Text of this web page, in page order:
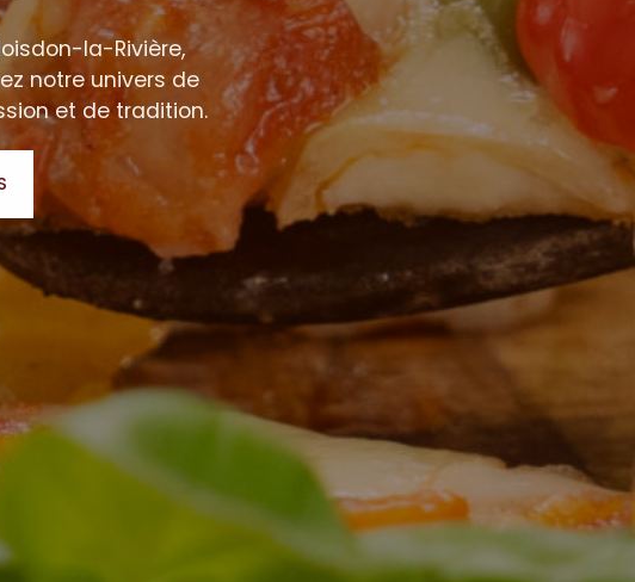
la-Rivière,
notre univers de
et de tradition.